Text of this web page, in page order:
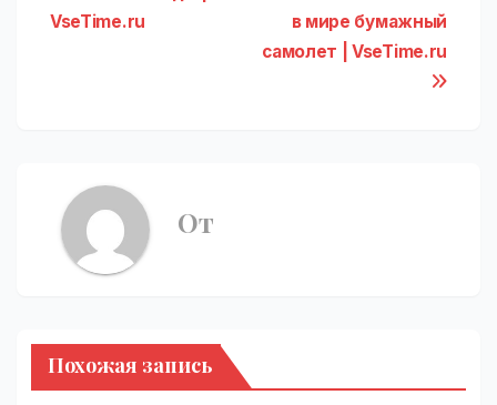
по
в мире бумажный
самолет | VseTime.ru
VseTime.ru
От
Похожая запись